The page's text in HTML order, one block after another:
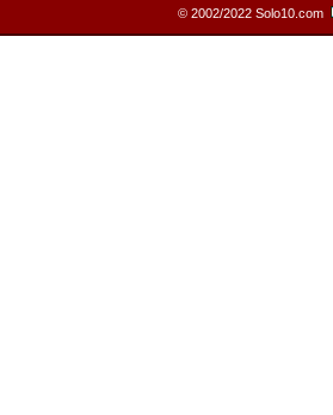
© 2002/2022 Solo10.com